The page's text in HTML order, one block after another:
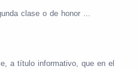
clase o de honor ...
a título informativo, que en el